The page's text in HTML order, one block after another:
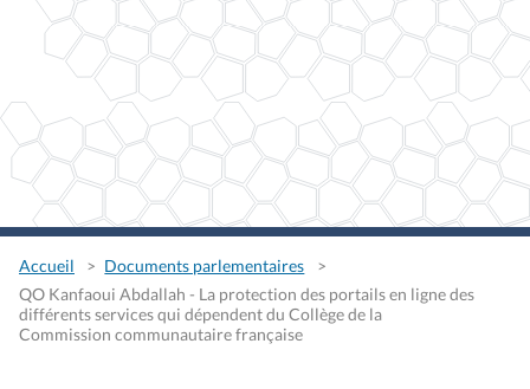
Accueil
Documents parlementaires
QO Kanfaoui Abdallah - La protection des portails en ligne des
différents services qui dépendent du Collège de la
Commission communautaire française